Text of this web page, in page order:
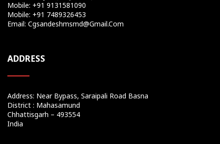
Mobile: +91 9131581090
Mobile: +91 7489326453
Email: Cgsandeshmsmd@gmail.com
ADDRESS
Address: Near Bypass, Saraipali Road Basna
District : Mahasamund
Chhattisgarh – 493554
India